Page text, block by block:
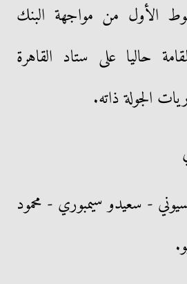
الأول من مواجهة البنك
حاليا على ستاد القاهرة
الجولة ذاته.
- سعيدو سيمبوري - محمود